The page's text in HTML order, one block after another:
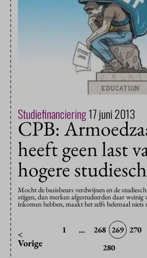
Studiefinanciering17 juni 2013
CPB:
heeft geen last
hogere
Mocht de basisbeurs verdwijnen en de
stijgen, dan merken afgestudeerden daar weinig
inkomen hebben, maakt het zelfs helemaal niets
<
Vorige
1 ... 268 269 270
280